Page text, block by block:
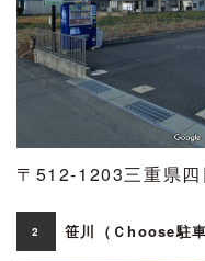
〒512-1203三重県四
2 笹川（Ｃhoose駐車